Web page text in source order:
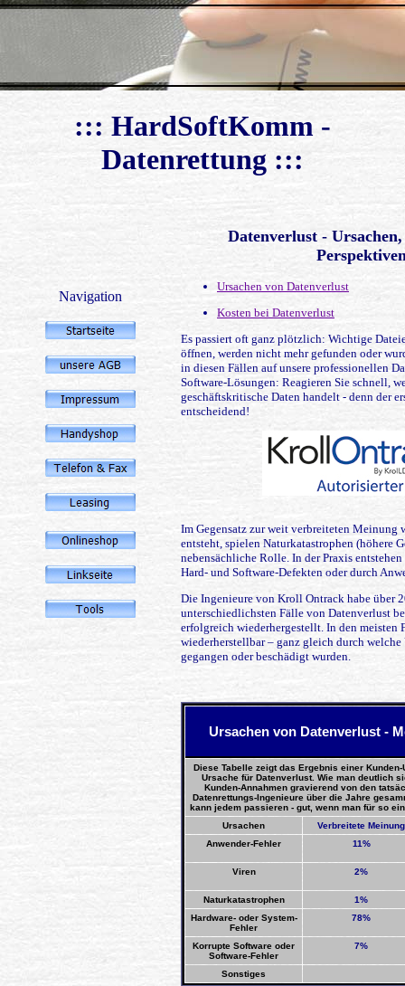
::: HardSoftKomm -
Datenrettung :::
Navigation
Datenverlust -
Ursachen von Datenverlust
Kosten bei Datenverlust
Es passiert oft ganz plötzlich: Wichtige
öffnen, werden nicht mehr gefunden oder
in diesen Fällen auf unsere professionellen
Software-Lösungen: Reagieren Sie schnell,
geschäftskritische Daten handelt - denn der
entscheidend!
Im Gegensatz zur weit verbreiteten Meinung
entsteht, spielen Naturkatastrophen (höhere
nebensächliche Rolle. In der Praxis entstehen
Hard- und Software-Defekten oder durch
Die Ingenieure von Kroll Ontrack habe über
unterschiedlichsten Fälle von Datenverlust
erfolgreich wiederhergestellt. In den meisten
wiederherstellbar – ganz gleich durch welche
gegangen oder beschädigt wurden.
Ursachen von Datenverlust -
Diese Tabelle zeigt das Ergebnis einer
Ursache für Datenverlust. Wie man deutlich
Kunden-Annahmen gravierend von den
Datenrettungs-Ingenieure über die Jahre
kann jedem passieren - gut, wenn man für so
Ursachen
Verbreitete Meinung
Anwender-Fehler
11%
Viren 2%
Naturkatastrophen
1%
Hardware- oder System-
Fehler
78%
Korrupte Software oder
Software-Fehler
7%
Sonstiges